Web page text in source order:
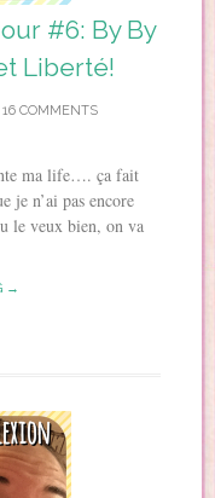
#6: By By
Liberté!
COMMENTS
ma life…. ça fait
je n’ai pas encore
le veux bien, on va
→